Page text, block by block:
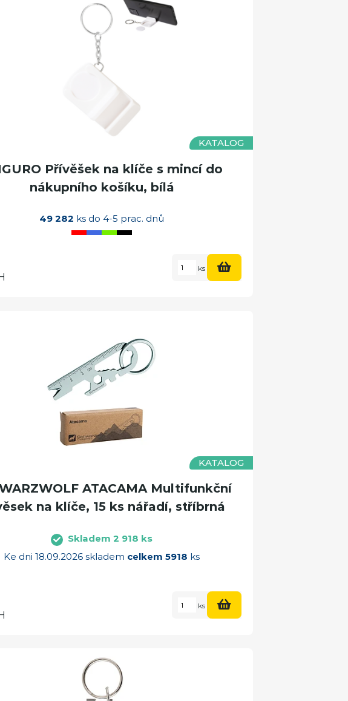
KATALOG
Přívěšek na klíče s mincí do
nákupního košíku, bílá
49 282 ks do 4-5 prac. dnů
ks
KATALOG
ATACAMA Multifunkční
na klíče, 15 ks nářadí, stříbrná
Skladem 2 918 ks
Ke dni 18.09.2026 skladem celkem 5918 ks
ks